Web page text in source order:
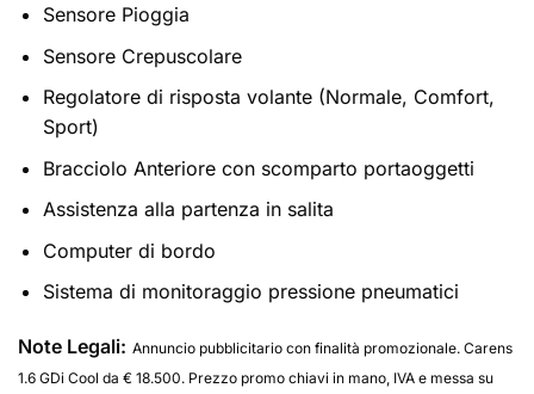
Sensore Pioggia
Sensore Crepuscolare
Regolatore di risposta volante (Normale, Comfort,
Sport)
Bracciolo Anteriore con scomparto portaoggetti
Assistenza alla partenza in salita
Computer di bordo
Sistema di monitoraggio pressione pneumatici
Note Legali: Annuncio pubblicitario con finalità promozionale. Carens
1.6 GDi Cool da € 18.500. Prezzo promo chiavi in mano, IVA e messa su